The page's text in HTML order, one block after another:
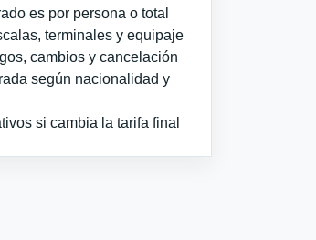
es por persona o total
terminales y equipaje
cambios y cancelación
según nacionalidad y
si cambia la tarifa final